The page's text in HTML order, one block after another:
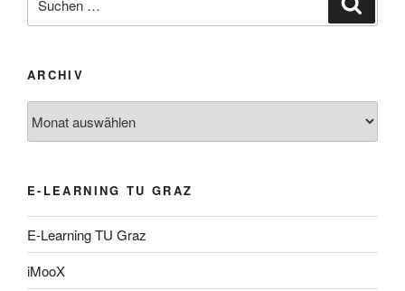
nach:
ARCHIV
E-LEARNING TU GRAZ
E-Learning TU Graz
iMooX